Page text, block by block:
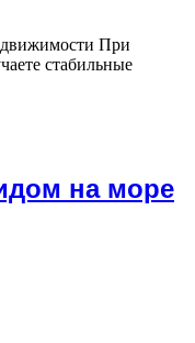
При
стабильные
на море